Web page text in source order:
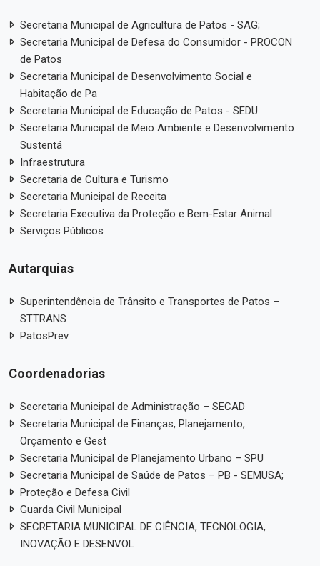
Secretaria Municipal de Agricultura de Patos - SAG;
Secretaria Municipal de Defesa do Consumidor - PROCON
de Patos
Secretaria Municipal de Desenvolvimento Social e
Habitação de Pa
Secretaria Municipal de Educação de Patos - SEDU
Secretaria Municipal de Meio Ambiente e Desenvolvimento
Sustentá
Infraestrutura
Secretaria de Cultura e Turismo
Secretaria Municipal de Receita
Secretaria Executiva da Proteção e Bem-Estar Animal
Serviços Públicos
Autarquias
Superintendência de Trânsito e Transportes de Patos –
STTRANS
PatosPrev
Coordenadorias
Secretaria Municipal de Administração – SECAD
Secretaria Municipal de Finanças, Planejamento,
Orçamento e Gest
Secretaria Municipal de Planejamento Urbano – SPU
Secretaria Municipal de Saúde de Patos – PB - SEMUSA;
Proteção e Defesa Civil
Guarda Civil Municipal
SECRETARIA MUNICIPAL DE CIÊNCIA, TECNOLOGIA,
INOVAÇÃO E DESENVOL